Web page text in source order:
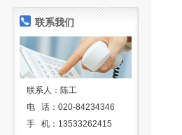
联系我们
联系人：陈工
电 话：020-84234346
手 机：13533262415